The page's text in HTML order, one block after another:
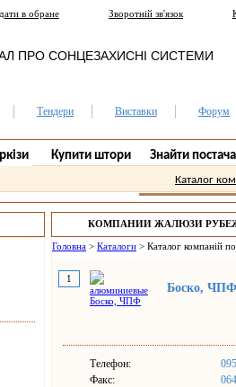
в обране Зворотній зв'язок
ПРО СОНЦЕЗАХИСНІ СИСТЕМИ
Тендери Виставки Форум
Купити штори Знайти
Каталог
КОМПАНИИ ЖАЛЮЗИ
Головна > Каталоги > Каталог компаній
1
Боско, ЧПФ
Телефон:
Факс: